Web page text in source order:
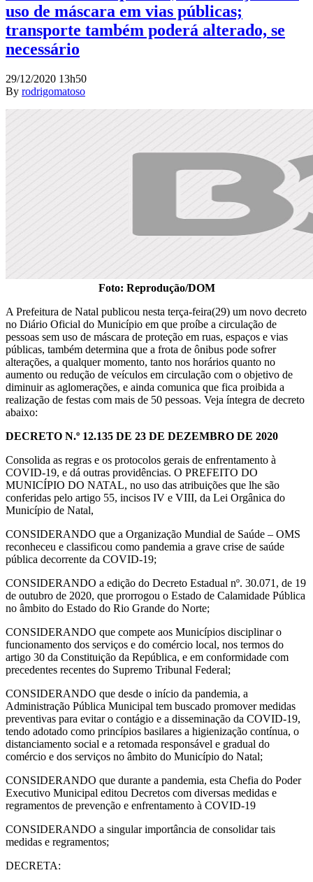
uso de máscara em vias públicas;
transporte também poderá alterado, se
necessário
29/12/2020 13h50
By rodrigomatoso
Foto: Reprodução/DOM
A Prefeitura de Natal publicou nesta terça-feira(29) um novo decreto
no Diário Oficial do Município em que proíbe a circulação de
pessoas sem uso de máscara de proteção em ruas, espaços e vias
públicas, também determina que a frota de ônibus pode sofrer
alterações, a qualquer momento, tanto nos horários quanto no
aumento ou redução de veículos em circulação com o objetivo de
diminuir as aglomerações, e ainda comunica que fica proibida a
realização de festas com mais de 50 pessoas. Veja íntegra de decreto
abaixo:
DECRETO N.º 12.135 DE 23 DE DEZEMBRO DE 2020
Consolida as regras e os protocolos gerais de enfrentamento à
COVID-19, e dá outras providências. O PREFEITO DO
MUNICÍPIO DO NATAL, no uso das atribuições que lhe são
conferidas pelo artigo 55, incisos IV e VIII, da Lei Orgânica do
Município de Natal,
CONSIDERANDO que a Organização Mundial de Saúde – OMS
reconheceu e classificou como pandemia a grave crise de saúde
pública decorrente da COVID-19;
CONSIDERANDO a edição do Decreto Estadual nº. 30.071, de 19
de outubro de 2020, que prorrogou o Estado de Calamidade Pública
no âmbito do Estado do Rio Grande do Norte;
CONSIDERANDO que compete aos Municípios disciplinar o
funcionamento dos serviços e do comércio local, nos termos do
artigo 30 da Constituição da República, e em conformidade com
precedentes recentes do Supremo Tribunal Federal;
CONSIDERANDO que desde o início da pandemia, a
Administração Pública Municipal tem buscado promover medidas
preventivas para evitar o contágio e a disseminação da COVID-19,
tendo adotado como princípios basilares a higienização contínua, o
distanciamento social e a retomada responsável e gradual do
comércio e dos serviços no âmbito do Município do Natal;
CONSIDERANDO que durante a pandemia, esta Chefia do Poder
Executivo Municipal editou Decretos com diversas medidas e
regramentos de prevenção e enfrentamento à COVID-19
CONSIDERANDO a singular importância de consolidar tais
medidas e regramentos;
DECRETA: